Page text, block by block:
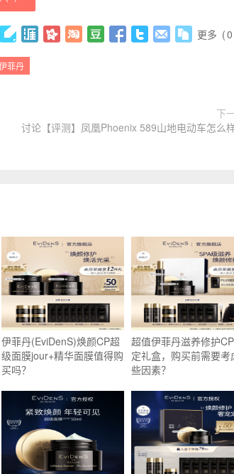
更多 (0
菲丹
下
讨论【评测】凤凰Phoenix 589山地电动车怎么样
伊菲丹(EviDenS)焕颜CP超
级面膜jour+精华面膜值得购
买吗？
超值伊菲丹滋养修护
定礼盒，购买前需要考
些因素？